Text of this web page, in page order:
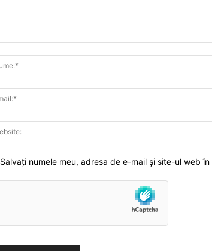
Salvați numele meu, adresa de e-mail și site-ul web